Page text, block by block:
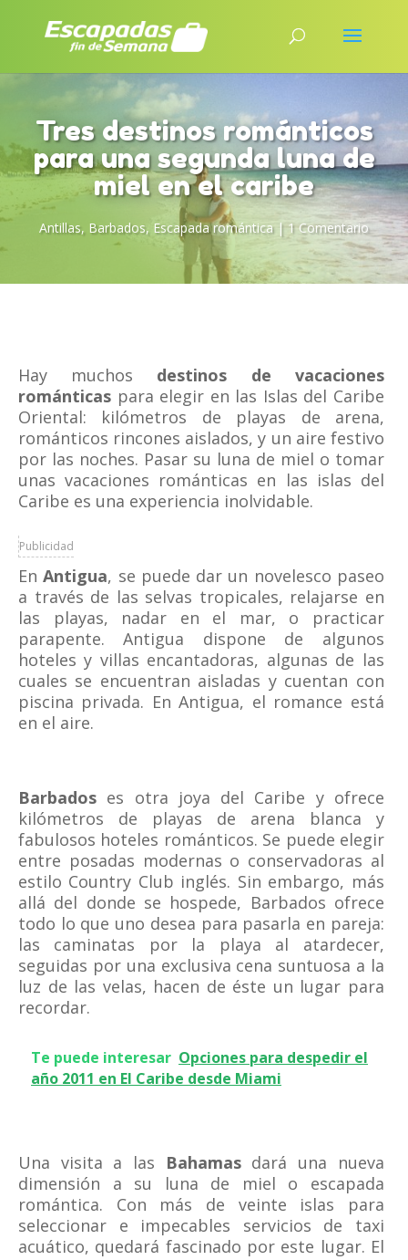
Tres destinos románticos
para una segunda luna de
miel en el caribe
Antillas, Barbados, Escapada romántica|1 Comentario
Hay muchos destinos de vacaciones
románticas para elegir en las Islas del Caribe
Oriental: kilómetros de playas de arena,
románticos rincones aislados, y un aire festivo
por las noches. Pasar su luna de miel o tomar
unas vacaciones románticas en las islas del
Caribe es una experiencia inolvidable.
Publicidad
EnAntigua, se puede dar un novelesco paseo
a través de las selvas tropicales, relajarse en
las playas, nadar en el mar, o practicar
parapente. Antigua dispone de algunos
hoteles y villas encantadoras, algunas de las
cuales se encuentran aisladas y cuentan con
piscina privada. En Antigua, el romance está
en el aire.
Barbados es otra joya del Caribe y ofrece
kilómetros de playas de arena blanca y
fabulosos hoteles románticos. Se puede elegir
entre posadas modernas o conservadoras al
estilo Country Club inglés. Sin embargo, más
allá del donde se hospede, Barbados ofrece
todo lo que uno desea para pasarla en pareja:
las caminatas por la playa al atardecer,
seguidas por una exclusiva cena suntuosa a la
luz de las velas, hacen de éste un lugar para
recordar.
Te puede interesar Opciones para despedir el
año 2011 en El Caribe desde Miami
Una visita a las Bahamasdará una nueva
dimensión a su luna de miel o escapada
romántica. Con más de veinte islas para
seleccionar e impecables servicios de taxi
acuático, quedará fascinado por este lugar. El